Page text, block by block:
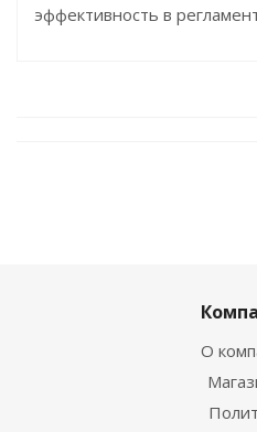
эффективность в
О